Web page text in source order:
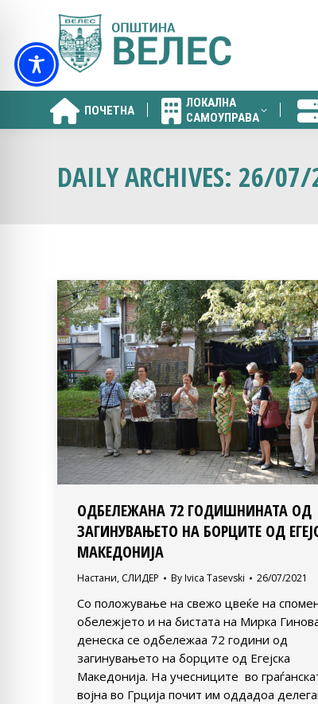
ПОЧЕТНА
ЛОКАЛНА
САМОУПРАВА
DAILY ARCHIVES: 26/07/
ОДБЕЛЕЖАНА 72 ГОДИШНИНАТА ОД
ЗАГИНУВАЊЕТО НА БОРЦИТЕ ОД
МАКЕДОНИЈА
Настани, СЛИДЕР By Ivica Tasevski 26/07/2021
Со положување на свежо цвеќе на
обележјето и на бистата на Мирка
денеска се одбележаа 72 години од
загинувањето на борците од Егејска
Македонија. На учесниците во
војна во Грција почит им оддадоа
ПОЧЕТНА